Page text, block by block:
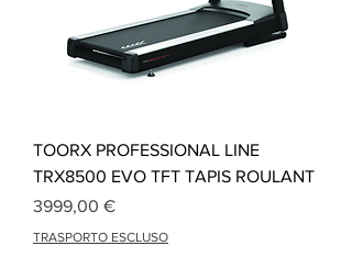
TOORX PROFESSIONAL LINE
TRX8500 EVO TFT TAPIS ROULANT
Precio
3999,00 €
TRASPORTO ESCLUSO